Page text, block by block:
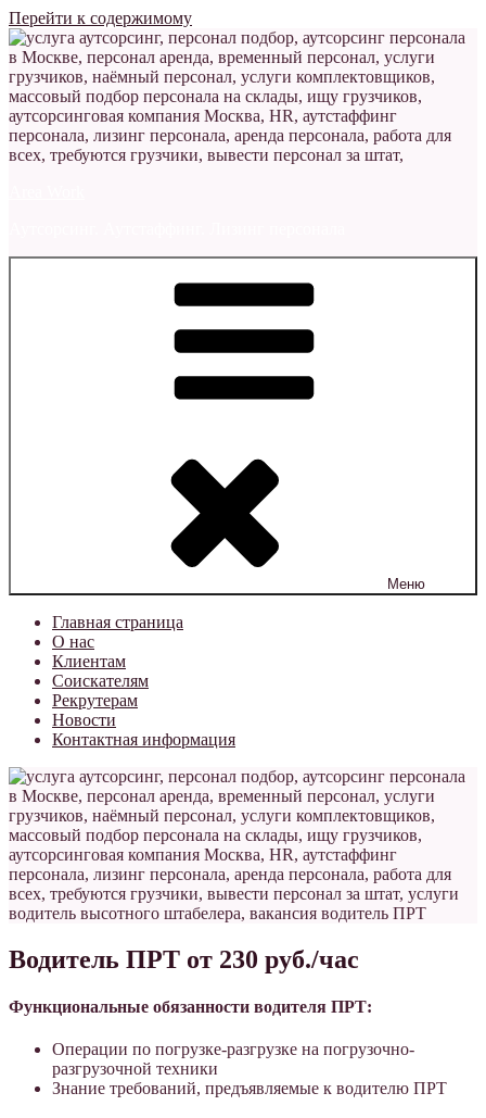
Перейти к содержимому
Меню
Главная страница
О нас
Клиентам
Соискателям
Рекрутерам
Новости
Контактная информация
Водитель ПРТ от 230 руб./час
Функциональные обязанности водителя ПРТ:
Операции по погрузке-разгрузке на погрузочно-
разгрузочной техники
Знание требований, предъявляемые к водителю ПРТ